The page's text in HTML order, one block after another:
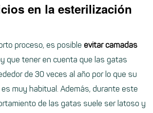
en la esterilización
proceso, es posible evitar camadas
que tener en cuenta que las gatas
de 30 veces al año por lo que su
muy habitual. Además, durante este
de las gatas suele ser latoso y